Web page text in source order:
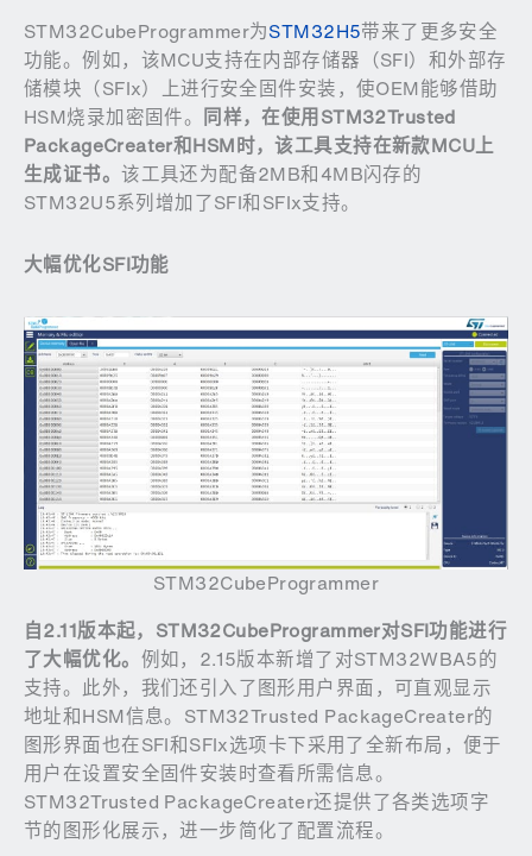
STM32CubeProgrammer为STM32H5带来了更多安全
功能。例如，该MCU支持在内部存储器（SFI）和外部存
储模块（SFIx）上进行安全固件安装，使OEM能够借助
HSM烧录加密固件。 同样，在使用STM32Trusted
PackageCreater和HSM时，该工具支持在新款MCU上
生成证书。该工具还为配备2MB和4MB闪存的
STM32U5系列增加了SFI和SFIx支持。
大幅优化SFI功能
STM32CubeProgrammer
自2.11版本起， STM32CubeProgrammer对SFI功能进行
了大幅优化。 例如，2.15版本新增了对STM32WBA5的
支持。此外，我们还引入了图形用户界面，可直观显示
地址和HSM信息。STM32Trusted PackageCreater的
图形界面也在SFI和SFIx选项卡下采用了全新布局，便于
用户在设置安全固件安装时查看所需信息。
STM32Trusted PackageCreater还提供了各类选项字
节的图形化展示，进一步简化了配置流程。